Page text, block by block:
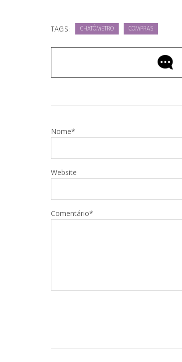
TAGS: CHATÔMETRO COMPRAS
Nome*
Website
Comentário*